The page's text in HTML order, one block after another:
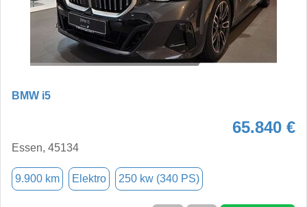
BMW i5
65.840 €
Essen, 45134
9.900 km Elektro 250 kw (340 PS)